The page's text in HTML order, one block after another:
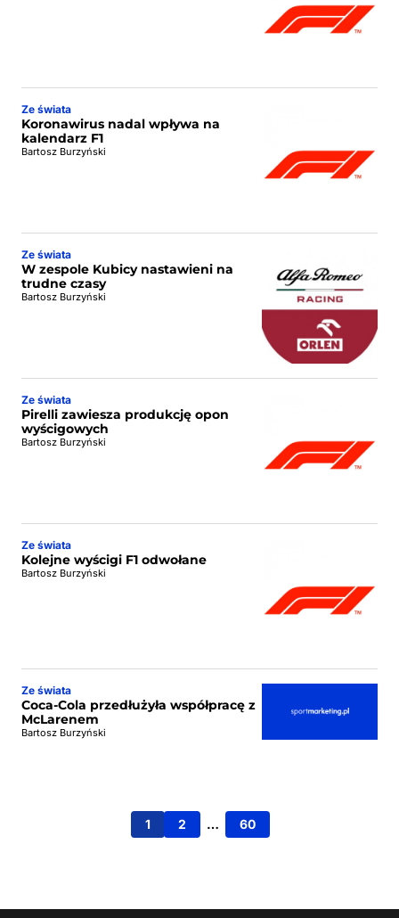
Ze świata
Koronawirus nadal wpływa na
kalendarz F1
Bartosz Burzyński
Ze świata
W zespole Kubicy nastawieni na
trudne czasy
Bartosz Burzyński
Ze świata
Pirelli zawiesza produkcję opon
wyścigowych
Bartosz Burzyński
Ze świata
Kolejne wyścigi F1 odwołane
Bartosz Burzyński
Ze świata
Coca-Cola przedłużyła współpracę z
McLarenem
Bartosz Burzyński
1 2 … 60